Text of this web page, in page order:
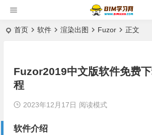
首页 软件 渲染出图 Fuzor 正文
Fuzor2019中文版软件免费
程
2023年12月17日 阅读模式
软件介绍